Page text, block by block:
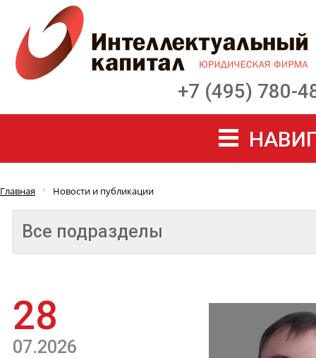
+7 (495) 780-
Главная Новости и публикации
28
07.2026
Все подразделы